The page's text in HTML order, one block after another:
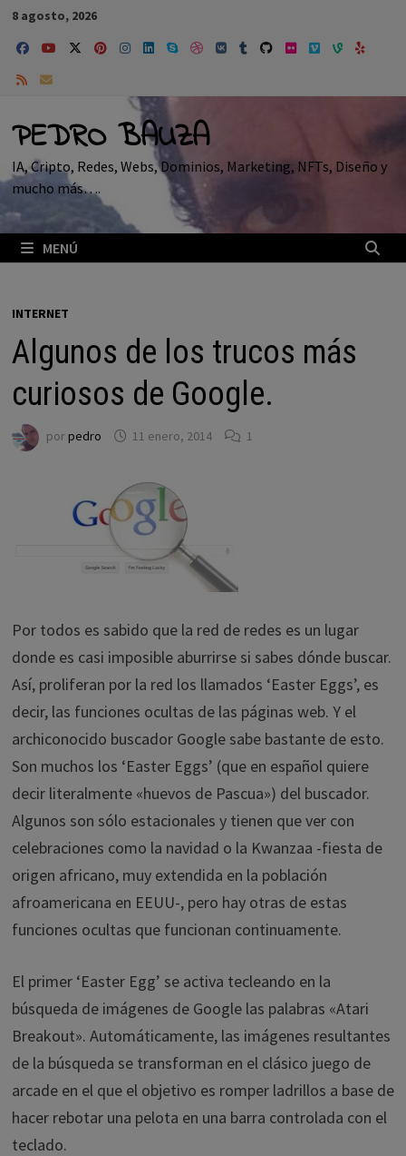
Saltar
contenido
8 agosto, 2026
PEDRO BAUZA
IA, Cripto, Redes, Webs, Dominios, Marketing, NFTs, Diseño y
mucho más….
MENÚ
INTERNET
Algunos de los trucos más
curiosos de Google.
porpedro 11 enero, 2014 1
Por todos es sabido que la red de redes es un lugar
donde es casi imposible aburrirse si sabes dónde buscar.
Así, proliferan por la red los llamados ‘Easter Eggs’, es
decir, las funciones ocultas de las páginas web. Y el
archiconocido buscador Google sabe bastante de esto.
Son muchos los ‘Easter Eggs’ (que en español quiere
decir literalmente «huevos de Pascua») del buscador.
Algunos son sólo estacionales y tienen que ver con
celebraciones como la navidad o la Kwanzaa -fiesta de
origen africano, muy extendida en la población
afroamericana en EEUU-, pero hay otras de estas
funciones ocultas que funcionan continuamente.
El primer ‘Easter Egg’ se activa tecleando en la
búsqueda de imágenes de Google las palabras «Atari
Breakout». Automáticamente, las imágenes resultantes
de la búsqueda se transforman en el clásico juego de
arcade en el que el objetivo es romper ladrillos a base de
hacer rebotar una pelota en una barra controlada con el
teclado.